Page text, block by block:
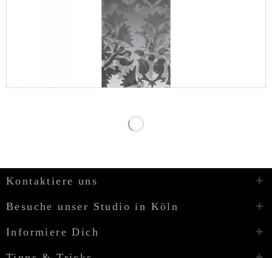
Kontaktiere uns
Besuche unser Studio in Köln
Informiere Dich